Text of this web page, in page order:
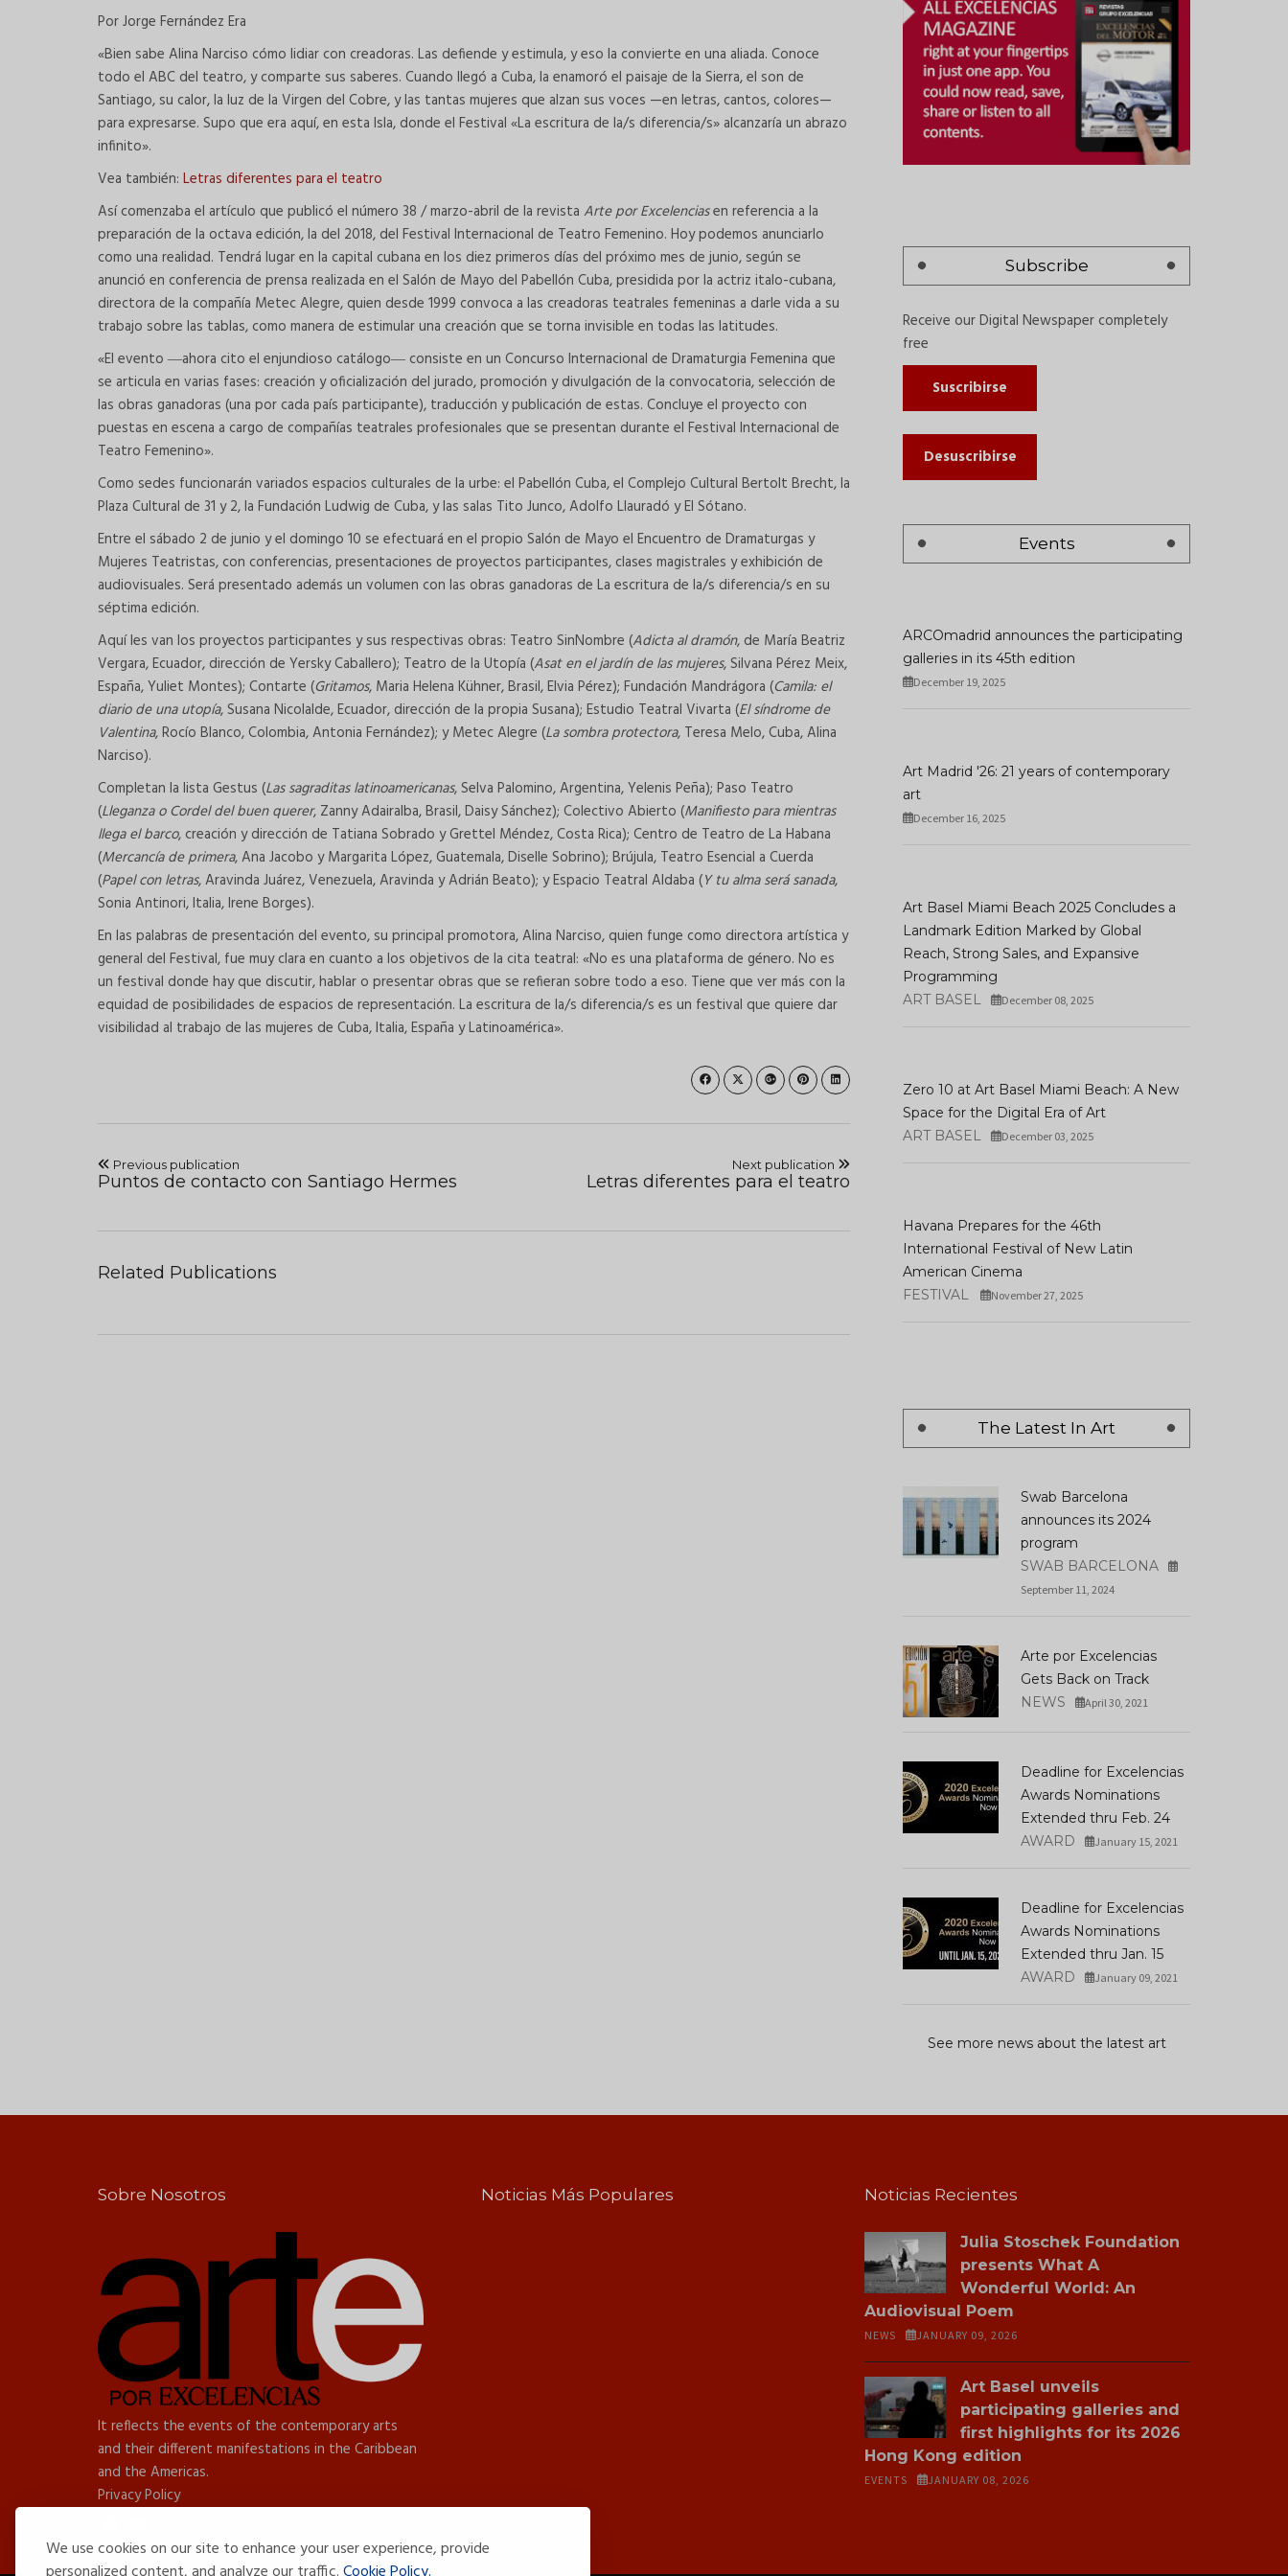
We use cookies on our site to enhance your user experience, provide
Por Jorge Fernández Era
«Bien sabe Alina Narciso cómo lidiar con creadoras. Las defiende y estimula, y eso la convierte en una aliada. Conoce
todo el ABC del teatro, y comparte sus saberes. Cuando llegó a Cuba, la enamoró el paisaje de la Sierra, el son de
Santiago, su calor, la luz de la Virgen del Cobre, y las tantas mujeres que alzan sus voces —en letras, cantos, colores—
para expresarse. Supo que era aquí, en esta Isla, donde el Festival «La escritura de la/s diferencia/s» alcanzaría un abrazo
infinito».
Vea también: Letras diferentes para el teatro
Así comenzaba el artículo que publicó el número 38 / marzo-abril de la revista Arte por Excelenciasen referencia a la
preparación de la octava edición, la del 2018, del Festival Internacional de Teatro Femenino. Hoy podemos anunciarlo
como una realidad. Tendrá lugar en la capital cubana en los diez primeros días del próximo mes de junio, según se
anunció en conferencia de prensa realizada en el Salón de Mayo del Pabellón Cuba, presidida por la actriz italo-cubana,
directora de la compañía Metec Alegre, quien desde 1999 convoca a las creadoras teatrales femeninas a darle vida a su
trabajo sobre las tablas, como manera de estimular una creación que se torna invisible en todas las latitudes.
«El evento ―ahora cito el enjundioso catálogo― consiste en un Concurso Internacional de Dramaturgia Femenina que
se articula en varias fases: creación y oficialización del jurado, promoción y divulgación de la convocatoria, selección de
las obras ganadoras (una por cada país participante), traducción y publicación de estas. Concluye el proyecto con
puestas en escena a cargo de compañías teatrales profesionales que se presentan durante el Festival Internacional de
Teatro Femenino».
Como sedes funcionarán variados espacios culturales de la urbe: el Pabellón Cuba, el Complejo Cultural Bertolt Brecht, la
Plaza Cultural de 31 y 2, la Fundación Ludwig de Cuba, y las salas Tito Junco, Adolfo Llauradó y El Sótano.
Entre el sábado 2 de junio y el domingo 10 se efectuará en el propio Salón de Mayo el Encuentro de Dramaturgas y
Mujeres Teatristas, con conferencias, presentaciones de proyectos participantes, clases magistrales y exhibición de
audiovisuales. Será presentado además un volumen con las obras ganadoras de La escritura de la/s diferencia/s en su
séptima edición.
Aquí les van los proyectos participantes y sus respectivas obras: Teatro SinNombre (Adicta al dramón, de María Beatriz
Vergara, Ecuador, dirección de Yersky Caballero); Teatro de la Utopía (Asat en el jardín de las mujeres, Silvana Pérez Meix,
España, Yuliet Montes); Contarte (Gritamos, Maria Helena Kühner, Brasil, Elvia Pérez); Fundación Mandrágora (Camila: el
diario de una utopía, Susana Nicolalde, Ecuador, dirección de la propia Susana); Estudio Teatral Vivarta (El síndrome de
Valentina, Rocío Blanco, Colombia, Antonia Fernández); y Metec Alegre (La sombra protectora, Teresa Melo, Cuba, Alina
Narciso).
Completan la lista Gestus (Las sagraditas latinoamericanas, Selva Palomino, Argentina, Yelenis Peña); Paso Teatro
(Lleganza o Cordel del buen querer, Zanny Adairalba, Brasil, Daisy Sánchez); Colectivo Abierto (Manifiesto para mientras
llega el barco, creación y dirección de Tatiana Sobrado y Grettel Méndez, Costa Rica); Centro de Teatro de La Habana
(Mercancía de primera, Ana Jacobo y Margarita López, Guatemala, Diselle Sobrino); Brújula, Teatro Esencial a Cuerda
(Papel con letras, Aravinda Juárez, Venezuela, Aravinda y Adrián Beato); y Espacio Teatral Aldaba (Y tu alma será sanada,
Sonia Antinori, Italia, Irene Borges).
En las palabras de presentación del evento, su principal promotora, Alina Narciso, quien funge como directora artística y
general del Festival, fue muy clara en cuanto a los objetivos de la cita teatral: «No es una plataforma de género. No es
un festival donde hay que discutir, hablar o presentar obras que se refieran sobre todo a eso. Tiene que ver más con la
equidad de posibilidades de espacios de representación. La escritura de la/s diferencia/s es un festival que quiere dar
visibilidad al trabajo de las mujeres de Cuba, Italia, España y Latinoamérica».
Previous publication
Puntos de contacto con Santiago Hermes
Next publication
Letras diferentes para el teatro
Related Publications
Subscribe
Receive our Digital Newspaper completely
free
Suscribirse
Desuscribirse
Events
ARCOmadrid announces the participating
galleries in its 45th edition
December 19, 2025
Art Madrid '26: 21 years of contemporary
art
December 16, 2025
Art Basel Miami Beach 2025 Concludes a
Landmark Edition Marked by Global
Reach, Strong Sales, and Expansive
Programming
ART BASEL
December 08, 2025
Zero 10 at Art Basel Miami Beach: A New
Space for the Digital Era of Art
ART BASEL
December 03, 2025
Havana Prepares for the 46th
International Festival of New Latin
American Cinema
FESTIVAL
November 27, 2025
The Latest In Art
Swab Barcelona
announces its 2024
program
SWAB BARCELONA
September 11, 2024
Arte por Excelencias
Gets Back on Track
NEWS
April 30, 2021
Deadline for Excelencias
Awards Nominations
Extended thru Feb. 24
AWARD
January 15, 2021
Deadline for Excelencias
Awards Nominations
Extended thru Jan. 15
AWARD
January 09, 2021
See more news about the latest art
Sobre Nosotros
It reflects the events of the contemporary arts
and their different manifestations in the Caribbean
and the Americas.
Privacy Policy
Noticias Más Populares Noticias Recientes
Julia Stoschek Foundation
presents What A
Wonderful World: An
Audiovisual Poem
NEWS JANUARY 09, 2026
Art Basel unveils
participating galleries and
first highlights for its 2026
Hong Kong edition
EVENTS JANUARY 08, 2026